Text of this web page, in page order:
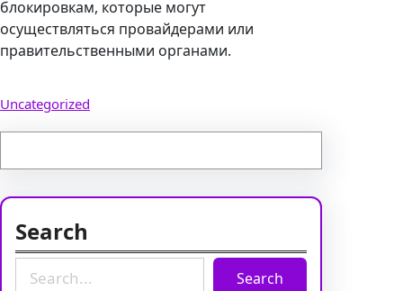
блокировкам, которые могут
осуществляться провайдерами или
правительственными органами.
Uncategorized
Search
Search